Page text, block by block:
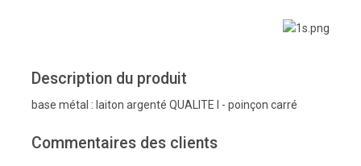
Description du produit
base métal : laiton argenté QUALITE I - poinçon carré
Commentaires des clients